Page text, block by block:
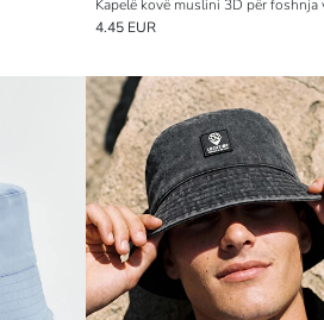
Kapelë kovë muslini 3D për foshnja
4.45 EUR